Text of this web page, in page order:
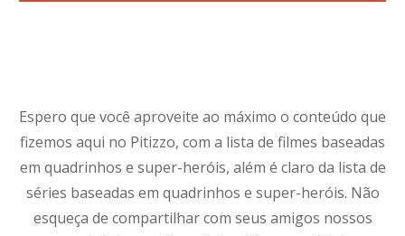
Espero que você aproveite ao máximo o conteúdo que
fizemos aqui no Pitizzo, com a lista de filmes baseadas
em quadrinhos e super-heróis, além é claro da lista de
séries baseadas em quadrinhos e super-heróis. Não
esqueça de compartilhar com seus amigos nossos